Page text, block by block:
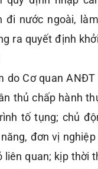
đi nước ngoài,
ra quyết định
do Cơ quan
thủ chấp hành
tố tụng; chủ
đơn vị
quan; kịp thời